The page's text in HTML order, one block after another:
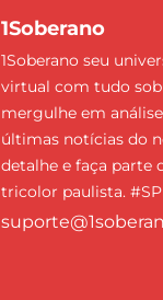
1Soberano
1Soberano seu
virtual com tudo
mergulhe em
últimas notícias do
detalhe e faça parte
tricolor paulista.